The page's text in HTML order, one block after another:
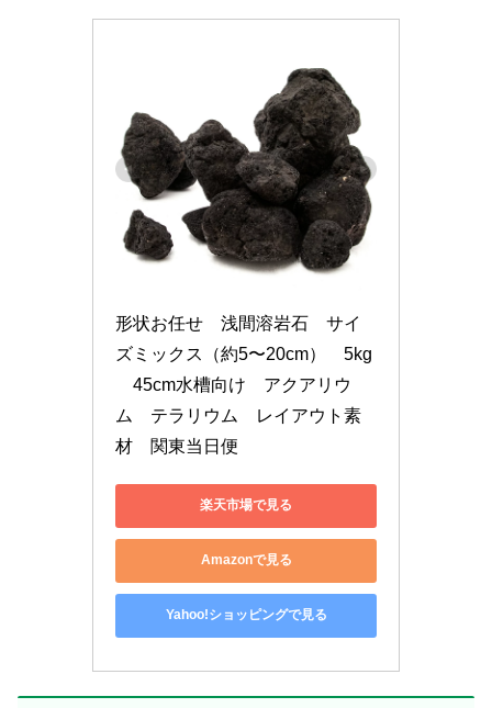
形状お任せ　浅間溶岩石　サイ
ズミックス（約5〜20cm）　5kg
45cm水槽向け　アクアリウ
ム　テラリウム　レイアウト素
材　関東当日便
楽天市場で見る
Amazonで見る
Yahoo!ショッピングで見る